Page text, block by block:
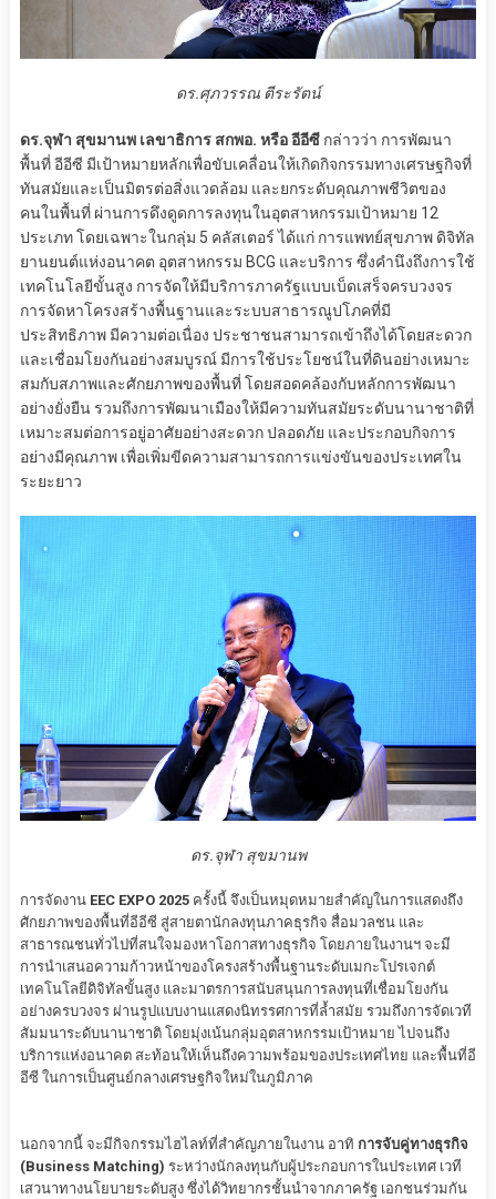
ดร.ศุภวรรณ ตีระรัตน์
ดร.จุฬา สุขมานพ เลขาธิการ สกพอ. หรือ อีอีซี กล่าวว่า การพัฒนา
พื้นที่ อีอีซี มีเป้าหมายหลักเพื่อขับเคลื่อนให้เกิดกิจกรรมทางเศรษฐกิจที่
ทันสมัยและเป็นมิตรต่อสิ่งแวดล้อม และยกระดับคุณภาพชีวิตของ
คนในพื้นที่ ผ่านการดึงดูดการลงทุนในอุตสาหกรรมเป้าหมาย 12
ประเภท โดยเฉพาะในกลุ่ม 5 คลัสเตอร์ ได้แก่ การแพทย์สุขภาพ ดิจิทัล
ยานยนต์แห่งอนาคต อุตสาหกรรม BCG และบริการ ซึ่งคำนึงถึงการใช้
เทคโนโลยีขั้นสูง การจัดให้มีบริการภาครัฐแบบเบ็ดเสร็จครบวงจร
การจัดหาโครงสร้างพื้นฐานและระบบสาธารณูปโภคที่มี
ประสิทธิภาพ มีความต่อเนื่อง ประชาชนสามารถเข้าถึงได้โดยสะดวก
และเชื่อมโยงกันอย่างสมบูรณ์ มีการใช้ประโยชน์ในที่ดินอย่างเหมาะ
สมกับสภาพและศักยภาพของพื้นที่ โดยสอดคล้องกับหลักการพัฒนา
อย่างยั่งยืน รวมถึงการพัฒนาเมืองให้มีความทันสมัยระดับนานาชาติที่
เหมาะสมต่อการอยู่อาศัยอย่างสะดวก ปลอดภัย และประกอบกิจการ
อย่างมีคุณภาพ เพื่อเพิ่มขีดความสามารถการแข่งขันของประเทศใน
ระยะยาว
ดร.จุฬา สุขมานพ
การจัดงานEEC EXPO 2025 ครั้งนี้ จึงเป็นหมุดหมายสำคัญในการแสดงถึง
ศักยภาพของพื้นที่อีอีซี สู่สายตานักลงทุนภาคธุรกิจ สื่อมวลชน และ
สาธารณชนทั่วไปที่สนใจมองหาโอกาสทางธุรกิจ โดยภายในงานฯ จะมี
การนำเสนอความก้าวหน้าของโครงสร้างพื้นฐานระดับเมกะโปรเจกต์
เทคโนโลยีดิจิทัลขั้นสูง และมาตรการสนับสนุนการลงทุนที่เชื่อมโยงกัน
อย่างครบวงจร ผ่านรูปแบบงานแสดงนิทรรศการที่ล้ำสมัย รวมถึงการจัดเวที
สัมมนาระดับนานาชาติ โดยมุ่งเน้นกลุ่มอุตสาหกรรมเป้าหมาย ไปจนถึง
บริการแห่งอนาคต สะท้อนให้เห็นถึงความพร้อมของประเทศไทย และพื้นที่อี
อีซี ในการเป็นศูนย์กลางเศรษฐกิจใหม่ในภูมิภาค
นอกจากนี้ จะมีกิจกรรมไฮไลท์ที่สำคัญภายในงาน อาทิ การจับคู่ทางธุรกิจ
(Business Matching) ระหว่างนักลงทุนกับผู้ประกอบการในประเทศ เวที
เสวนาทางนโยบายระดับสูง ซึ่งได้วิทยากรชั้นนำจากภาครัฐ เอกชนร่วมกัน